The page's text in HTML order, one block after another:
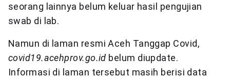
seorang lainnya belum keluar hasil pengujian
swab di lab.
Namun di laman resmi Aceh Tanggap Covid,
covid19.acehprov.go.id belum diupdate.
Informasi di laman tersebut masih berisi data